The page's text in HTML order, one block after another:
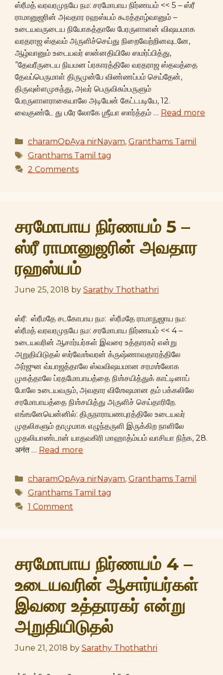
ஸ்ரீமத் வரவரமுநயே நம: சரமோபாய நிர்ணயம் << 5 – ஸ்ரீ
ராமானுஜரின் அவதார ரஹஸ்யம் கூரத்தாழ்வானும் –
உடையவருடைய நியோகத்தாலே பேரருளாளன் விஷயமாக
வரதராஜ ஸ்தவம் அருளிச்செய்து நிறைவேற்றினவுடனே,
ஆழ்வானும் உடையவர் ஸன்னதியிலே ஸமர்ப்பித்து,
“தேவரீருடைய நியமன ப்ரகாரத்திலே வரதராஜ ஸ்தவத்தை
தேவப்பெருமாள் திருமுன்பே விண்ணப்பம் செய்தேன்,
திருவுள்ளமுகந்து, அவர் பெருவிசும்பருளும்
பேரருளாளராகையாலே அடியேன் கேட்டபடியே, 12.
வைகுண்டே து பரே லோகே ஶ்ரீயா ஸார்த்தம் … Read more
Categories
charamOpAya nirNayam, Granthams Tamil
Tags
Granthams Tamil tag
2 Comments
சரமோபாய நிர்ணயம் 5 –
ஸ்ரீ ராமானுஜரின் அவதார
ரஹஸ்யம்
June 25, 2018 by Sarathy Thothathri
ஸ்ரீ: ஸ்ரீமதே சடகோபாய நம: ஸ்ரீமதே ராமாநுஜாய நம:
ஸ்ரீமத் வரவரமுநயே நம: சரமோபாய நிர்ணயம் << 4 –
உடையவரின் ஆசார்யர்கள் இவரை உத்தாரகர் என்று
அறுதியிடுதல் ஸர்வேஶ்வரன் க்ருஷ்ணாவதாரத்திலே
அர்ஜுன வ்யாஜத்தாலே ஸ்வவிஷயமான சரமஶ்லோக
முகத்தாலே ப்ரதமோபாயத்தை நிஶ்சயித்துக் காட்டினாப்
போலே உடையவரும், அவதார விஶேஷமான தம் பக்கலிலே
சரமோபாயத்தை நிஶ்சயித்து அருளிச் செய்தாரிறே.
எங்ஙனேயென்னில்: திருநாராயணபுரத்திலே உடையவர்
முதலிகளும் தாமுமாக எழுந்தருளி இருக்கிற நாளிலே
முதலியாண்டான் யாதவகிரி மாஹாத்ம்யம் வாசியா நிற்க, 28.
अनंत … Read more
Categories
charamOpAya nirNayam, Granthams Tamil
Tags
Granthams Tamil tag
1 Comment
சரமோபாய நிர்ணயம் 4 –
உடையவரின் ஆசார்யர்கள்
இவரை உத்தாரகர் என்று
அறுதியிடுதல்
June 21, 2018 by Sarathy Thothathri